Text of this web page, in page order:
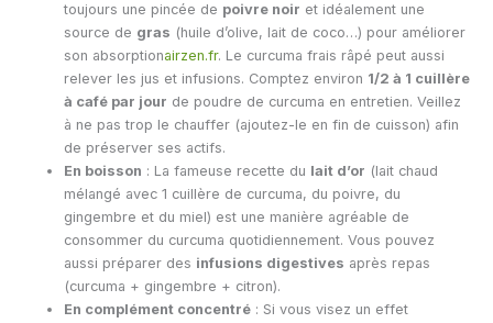
toujours une pincée de poivre noir et idéalement une
source de gras (huile d’olive, lait de coco…) pour améliorer
son absorptionairzen.fr. Le curcuma frais râpé peut aussi
relever les jus et infusions. Comptez environ 1/2 à 1 cuillère
à café par jour de poudre de curcuma en entretien. Veillez
à ne pas trop le chauffer (ajoutez-le en fin de cuisson) afin
de préserver ses actifs.
En boisson : La fameuse recette du lait d’or (lait chaud
mélangé avec 1 cuillère de curcuma, du poivre, du
gingembre et du miel) est une manière agréable de
consommer du curcuma quotidiennement. Vous pouvez
aussi préparer des infusions digestives après repas
(curcuma + gingembre + citron).
En complément concentré : Si vous visez un effet